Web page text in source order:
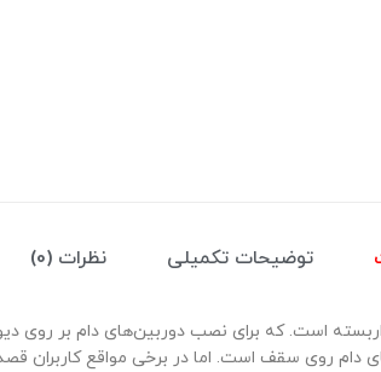
توضیحات تکمیلی نظرات (0)
است. که برای نصب دوربین‌های دام بر روی
روی سقف است. اما در برخی مواقع کاربران قصد